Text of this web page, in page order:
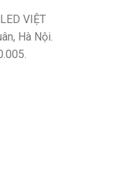
VIỆT
Hà Nội.